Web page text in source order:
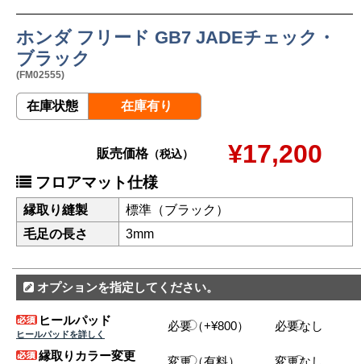
ホンダ フリード GB7 JADEチェック・
ブラック
(FM02555)
在庫状態 在庫有り
販売価格（税込） ¥17,200
フロアマット仕様
縁取り縫製
標準（ブラック）
毛足の長さ
3mm
オプションを指定してください。
ヒールパッド
ヒールパッドを詳しく
必要（+¥800） 必要なし
縁取りカラー変更 変更（有料） 変更なし